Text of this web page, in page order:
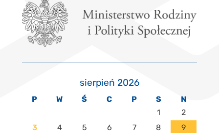
sierpień 2026
P W Ś C P S
N
1
2
3
4 5 6 7 8
9